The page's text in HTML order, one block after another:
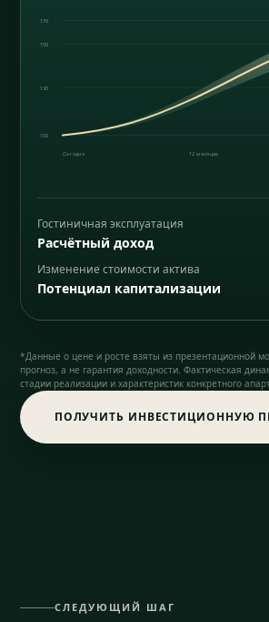
100
130
150
170
Сегодня 12 месяцев
Гостиничная эксплуатация
Расчётный доход
Изменение стоимости актива
Потенциал капитализации
*Данные о цене и росте взяты из презентационной
прогноз, а не гарантия доходности. Фактическая
стадии реализации и характеристик конкретного
ПОЛУЧИТЬ ИНВЕСТИЦИОННУЮ
СЛЕДУЮЩИЙ ШАГ